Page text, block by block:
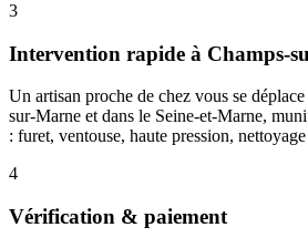
3
Intervention rapide à Champs-
Un artisan proche de chez vous se
sur-Marne et dans le Seine-et-Marne,
: furet, ventouse, haute pression,
4
Vérification & paiement